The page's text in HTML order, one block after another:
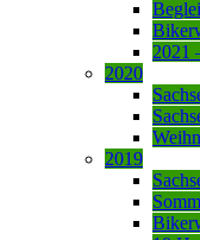
2021
2020
2019